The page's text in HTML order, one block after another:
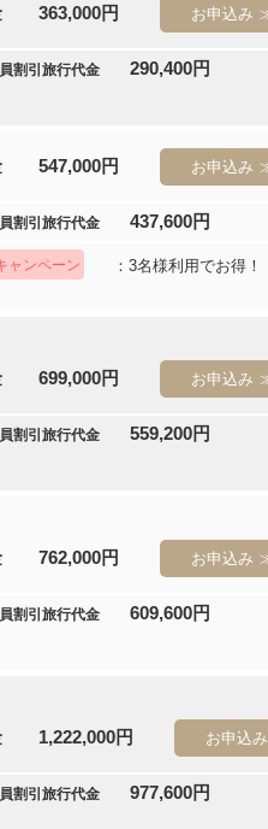
363,000円 お申込み
割引旅行代金 290,400円
547,000円 お申込み
割引旅行代金 437,600円
ャンペーン ：3名様利用でお得！
699,000円 お申込み
割引旅行代金 559,200円
762,000円 お申込み
割引旅行代金 609,600円
1,222,000円 お申込み
割引旅行代金 977,600円